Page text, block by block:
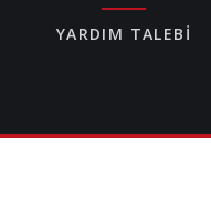
YARDIM TALEBI